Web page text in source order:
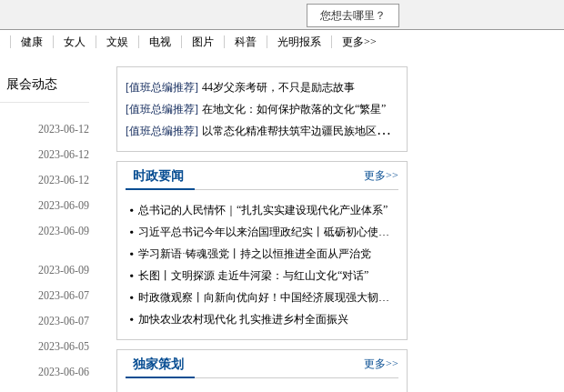
您想去哪里？
健康 女人 文娱 电视 图片 科普 光明报系 更多>>
展会动态
2023-06-12
2023-06-12
2023-06-12
2023-06-09
2023-06-09
2023-06-09
2023-06-07
2023-06-07
2023-06-05
2023-06-06